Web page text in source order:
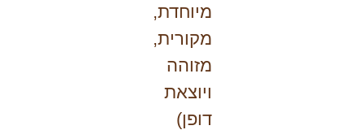
מיוחדת,
מקורית,
מזוהה
ויוצאת
דופן)